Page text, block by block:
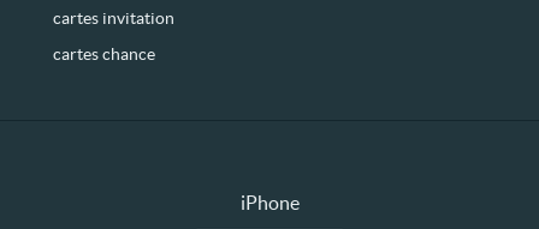
cartes invitation
cartes chance
iPhone